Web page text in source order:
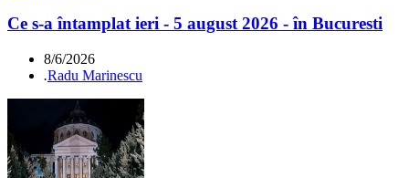
Ce s-a întamplat ieri - 5 august 2026 - în Bucuresti
8/6/2026
.Radu Marinescu